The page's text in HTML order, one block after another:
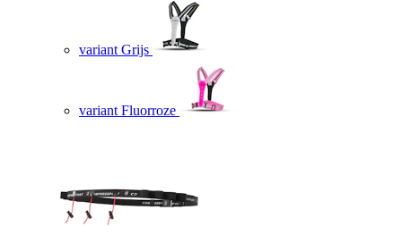
variant Grijs
variant Fluorroze